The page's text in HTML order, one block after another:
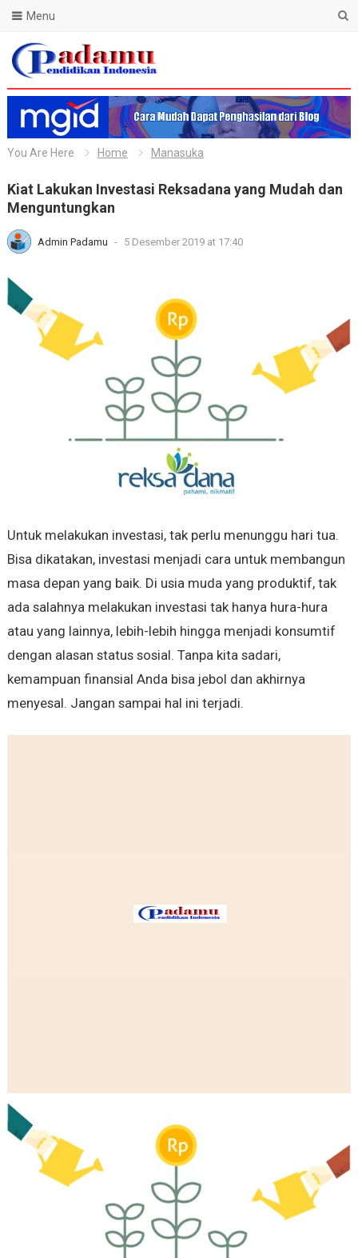
Blog Padamu
Menu
You Are Here Home Manasuka
Kiat Lakukan Investasi Reksadana yang Mudah dan
Menguntungkan
Admin Padamu - 5 Desember 2019 at 17:40
Untuk melakukan investasi, tak perlu menunggu hari tua.
Bisa dikatakan, investasi menjadi cara untuk membangun
masa depan yang baik. Di usia muda yang produktif, tak
ada salahnya melakukan investasi tak hanya hura-hura
atau yang lainnya, lebih-lebih hingga menjadi konsumtif
dengan alasan status sosial. Tanpa kita sadari,
kemampuan finansial Anda bisa jebol dan akhirnya
menyesal. Jangan sampai hal ini terjadi.